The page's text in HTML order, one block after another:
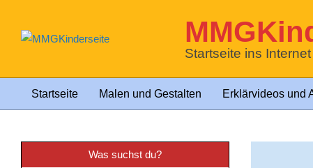
content
Startseite ins
Primary
Startseite Malen und Gestalten Erklärvideos und
Was suchst du?